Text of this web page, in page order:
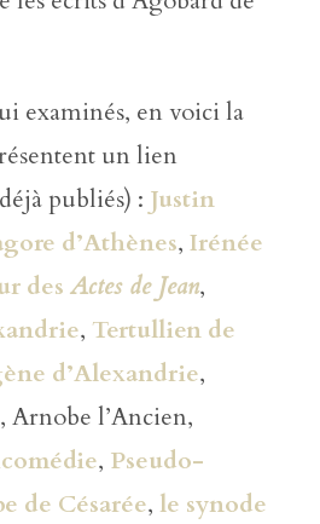
examinés, en voici la
un lien
publiés) : Justin
d’Athènes, Irénée
des Actes de Jean,
, Tertullien de
d’Alexandrie,
, Arnobe l’Ancien,
, Pseudo-
de Césarée, le synode